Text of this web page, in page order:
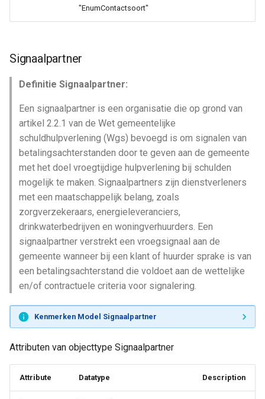
"EnumContactsoort"
Signaalpartner
Definitie Signaalpartner:
Een signaalpartner is een organisatie die op grond van
artikel 2.2.1 van de Wet gemeentelijke
schuldhulpverlening (Wgs) bevoegd is om signalen van
betalingsachterstanden door te geven aan de gemeente
met het doel vroegtijdige hulpverlening bij schulden
mogelijk te maken. Signaalpartners zijn dienstverleners
met een maatschappelijk belang, zoals
zorgverzekeraars, energieleveranciers,
drinkwaterbedrijven en woningverhuurders. Een
signaalpartner verstrekt een vroegsignaal aan de
gemeente wanneer bij een klant of huurder sprake is van
een betalingsachterstand die voldoet aan de wettelijke
en/of contractuele criteria voor signalering.
Kenmerken Model Signaalpartner
Attributen van objecttype Signaalpartner
Attribute Datatype Description